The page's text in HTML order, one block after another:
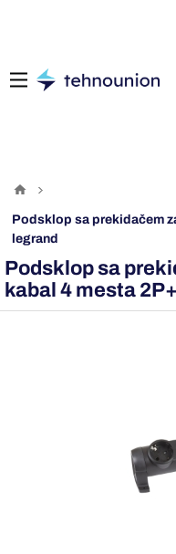
podsklop sa prekidačem za produžni kabal 4 mesta 2p+e crni
legrand
Podsklop sa
kabal 4 mesta